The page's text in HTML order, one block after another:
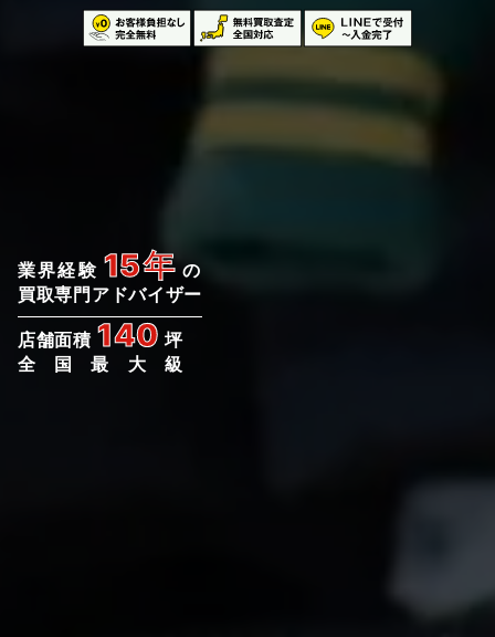
業界経験 15年 の
買取専門アドバイザー
店舗面積 140 坪
全国最大級